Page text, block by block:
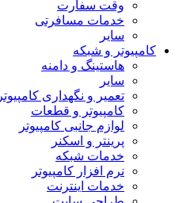
وقت سفارت
خدمات مسافرتی
سایر
کامپیوتر و شبکه
هاستینگ و دامنه
سایر
تعمیر و نگهداری کامپیوتر
کامپیوتر و قطعات
لوازم جانبی کامپیوتر
پرینتر و اسکنر
خدمات شبکه
نرم افزار کامپیوتر
خدمات اینترنت